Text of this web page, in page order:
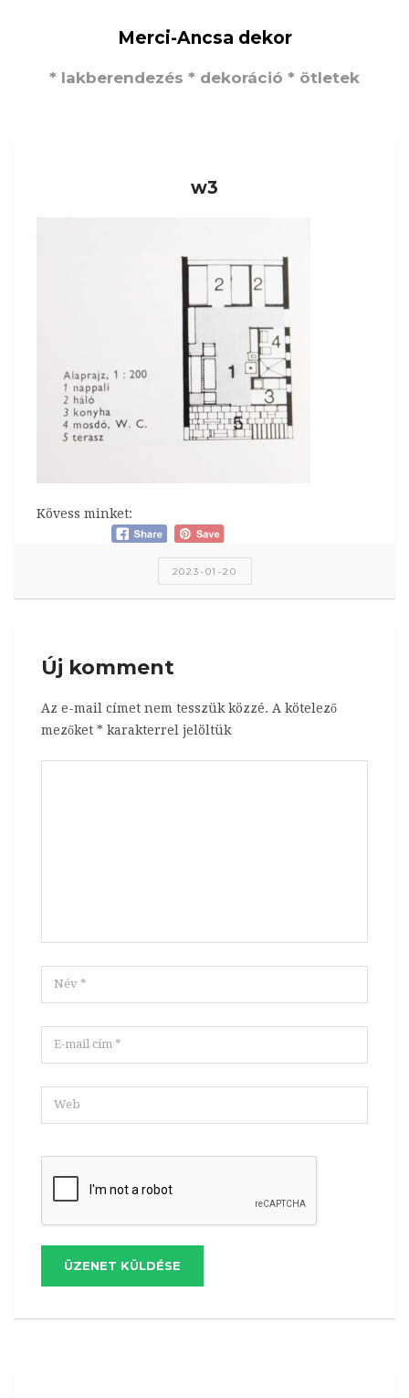
Merci-Ancsa dekor
* lakberendezés * dekoráció * ötletek
w3
Kövess minket:
2023-01-20
Új komment
Az e-mail címet nem tesszük közzé. A kötelező
mezőket * karakterrel jelöltük
ÜZENET KÜLDÉSE